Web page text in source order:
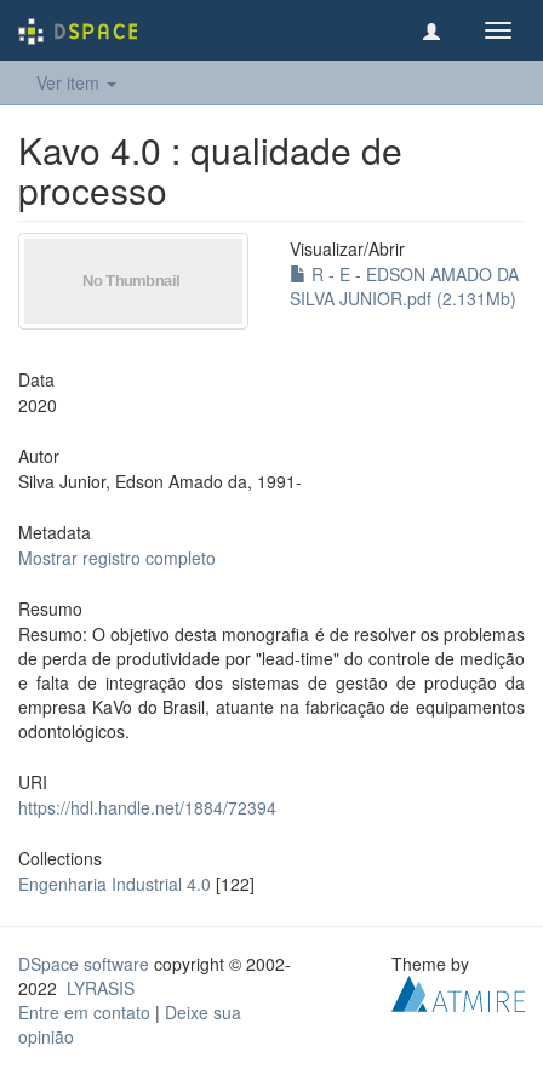
Ver item
Kavo 4.0 : qualidade de
processo
Visualizar/Abrir
R - E - EDSON AMADO DA
SILVA JUNIOR.pdf (2.131Mb)
Data
2020
Autor
Silva Junior, Edson Amado da, 1991-
Metadata
Mostrar registro completo
Resumo
Resumo: O objetivo desta monografia é de resolver os problemas
de perda de produtividade por "lead-time" do controle de medição
e falta de integração dos sistemas de gestão de produção da
empresa KaVo do Brasil, atuante na fabricação de equipamentos
odontológicos.
URI
https://hdl.handle.net/1884/72394
Collections
Engenharia Industrial 4.0 [122]
DSpace software copyright © 2002-
2022 LYRASIS
Entre em contato | Deixe sua
opinião
Theme by